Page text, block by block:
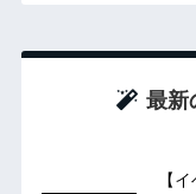
最新
【